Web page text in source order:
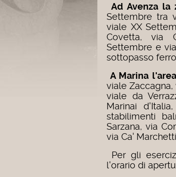
Ad Avenza la
Settembre tra
viale XX
Covetta, via
Settembre e
sottopasso
A Marina
viale
viale da
Marinai
stabilimenti
Sarzana, via
via Ca'
Per gli
l'orario di